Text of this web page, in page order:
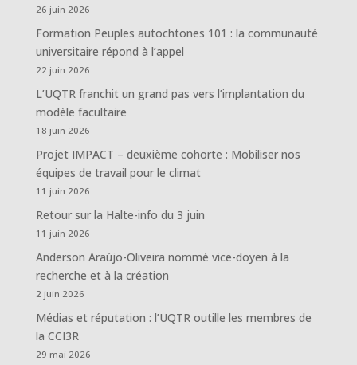
26 juin 2026
Formation Peuples autochtones 101 : la communauté
universitaire répond à l’appel
22 juin 2026
L’UQTR franchit un grand pas vers l’implantation du
modèle facultaire
18 juin 2026
Projet IMPACT – deuxième cohorte : Mobiliser nos
équipes de travail pour le climat
11 juin 2026
Retour sur la Halte-info du 3 juin
11 juin 2026
Anderson Araújo-Oliveira nommé vice-doyen à la
recherche et à la création
2 juin 2026
Médias et réputation : l’UQTR outille les membres de
la CCI3R
29 mai 2026